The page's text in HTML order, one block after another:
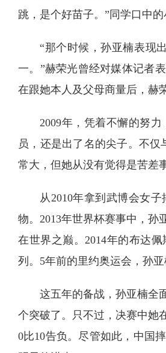
跳，是个好苗子。”同学口中的
“那个时候，孙亚楠表现
一。”赫荣光曾经对媒体记者
在跟她本人及父母商量后，赫
2009年，凭着不懈的努
员，还是出了名的尖子。不
常大，但她从没有觉得是苦差
从2010年拿到武博会女
物。2013年世界杯赛事中，孙
在世界之巅。2014年的布达
列。5年前的里约奥运会，孙
这五年的备战，孙亚楠全
个突破了。只不过，决赛中她
0比10告负。尽管如此，中国